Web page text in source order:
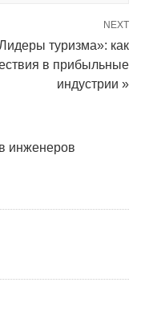
NEXT
туризма»: как
в прибыльные
индустрии »
инженеров